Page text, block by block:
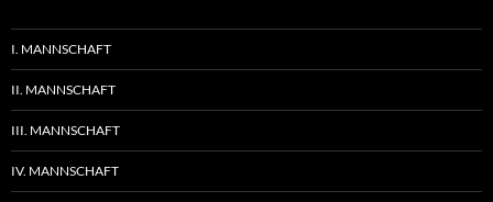
I. MANNSCHAFT
II. MANNSCHAFT
III. MANNSCHAFT
IV. MANNSCHAFT